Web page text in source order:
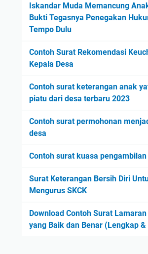
Iskandar Muda Memancung
Bukti Tegasnya Penegakan
Tempo Dulu
Contoh Surat Rekomendasi
Kepala Desa
Contoh surat keterangan anak
piatu dari desa terbaru 2023
Contoh surat permohonan
desa
Contoh surat kuasa
Surat Keterangan Bersih Diri
Mengurus SKCK
Download Contoh Surat Lamaran
yang Baik dan Benar (Lengkap